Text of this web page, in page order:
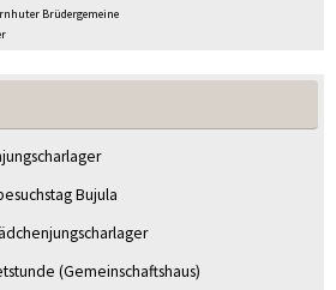
Brüdergemeine
Bujula
(Gemeinschaftshaus)